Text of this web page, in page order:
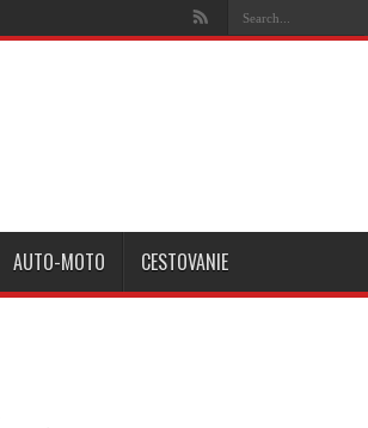
AUTO-MOTO CESTOVANIE